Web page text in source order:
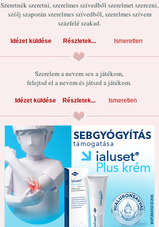
Szeretnék szeretni, szerelmes szívedből szerelmet szerezni,
szólj szaporán szerelmes szívedből, szerelmes szívem
százfelé szakad.
Idézet küldése Részletek... Ismeretlen
Szerelem a nevem sex a játékom,
felejtsd el a nevem és játszd a játékom.
Idézet küldése Részletek... Ismeretlen